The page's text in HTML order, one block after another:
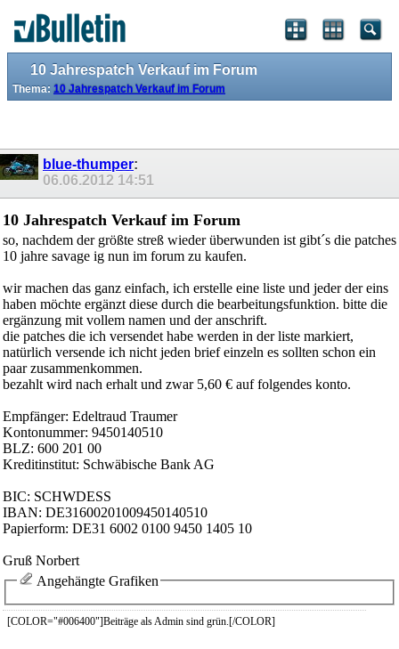
10 Jahrespatch Verkauf im Forum
Thema: 10 Jahrespatch Verkauf im Forum
blue-thumper:
06.06.2012 14:51
10 Jahrespatch Verkauf im Forum
so, nachdem der größte streß wieder überwunden ist gibt´s die patches
10 jahre savage ig nun im forum zu kaufen.
wir machen das ganz einfach, ich erstelle eine liste und jeder der eins
haben möchte ergänzt diese durch die bearbeitungsfunktion. bitte die
ergänzung mit vollem namen und der anschrift.
die patches die ich versendet habe werden in der liste markiert,
natürlich versende ich nicht jeden brief einzeln es sollten schon ein
paar zusammenkommen.
bezahlt wird nach erhalt und zwar 5,60 € auf folgendes konto.
Empfänger: Edeltraud Traumer
Kontonummer: 9450140510
BLZ: 600 201 00
Kreditinstitut: Schwäbische Bank AG
BIC: SCHWDESS
IBAN: DE31600201009450140510
Papierform: DE31 6002 0100 9450 1405 10
Gruß Norbert
Angehängte Grafiken
[COLOR="#006400"]Beiträge als Admin sind grün.[/COLOR]